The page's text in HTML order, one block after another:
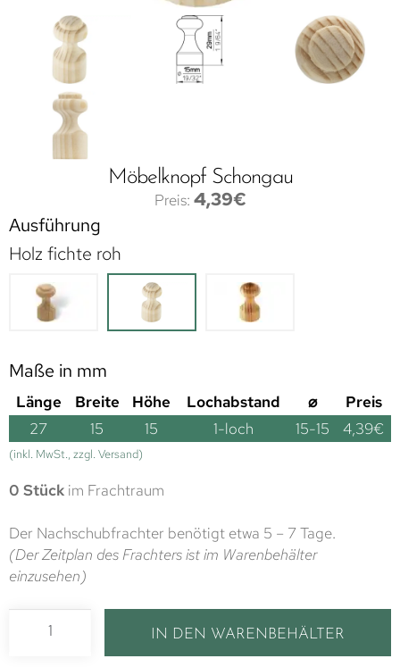
Möbelknopf Schongau
4,39€
Ausführung
Holz fichte roh
Maße in mm
Länge Breite Höhe Lochabstand ⌀
Preis
27
15 15 1-loch 15-15 4,39€
(inkl. MwSt., zzgl. Versand)
0 Stück im Frachtraum
Der Nachschubfrachter benötigt etwa 5 – 7 Tage.
(Der Zeitplan des Frachters ist im Warenbehälter
einzusehen)
IN DEN WARENBEHÄLTER